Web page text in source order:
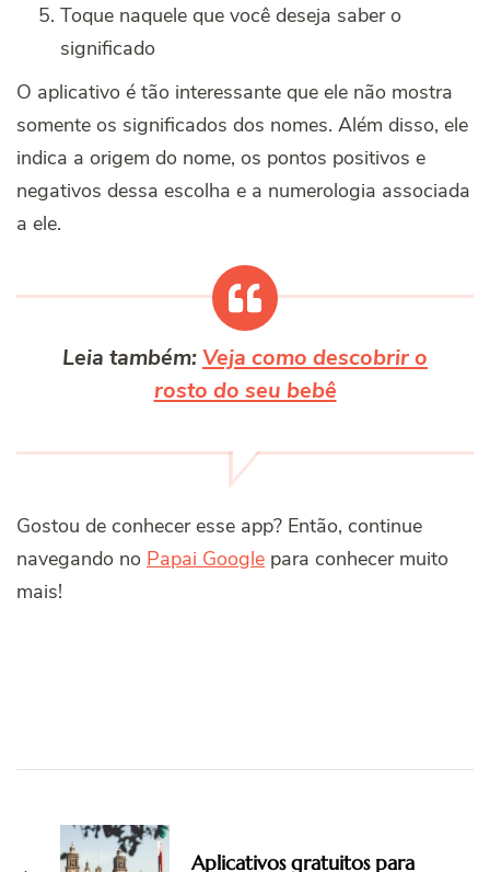
Toque naquele que você deseja saber o
significado
O aplicativo é tão interessante que ele não mostra
somente os significados dos nomes. Além disso, ele
indica a origem do nome, os pontos positivos e
negativos dessa escolha e a numerologia associada
a ele.
Leia também:Veja como descobrir o
rosto do seu bebê
Gostou de conhecer esse app? Então, continue
navegando no Papai Google para conhecer muito
mais!
Navigation
Aplicativos gratuitos para